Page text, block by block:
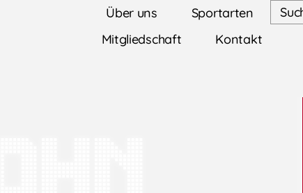
Über uns
Sportarten
Mitgliedschaft
Kontakt